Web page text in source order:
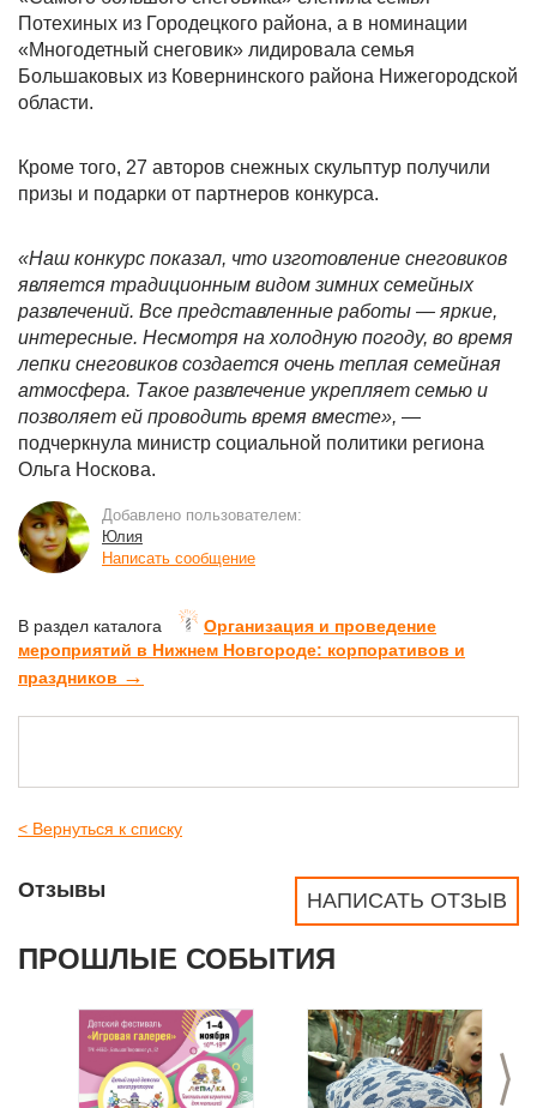
Потехиных из Городецкого района, а в номинации
«Многодетный снеговик» лидировала семья
Большаковых из Ковернинского района Нижегородской
области.
Кроме того, 27 авторов снежных скульптур получили
призы и подарки от партнеров конкурса.
«Наш конкурс показал, что изготовление снеговиков
является традиционным видом зимних семейных
развлечений. Все представленные работы — яркие,
интересные. Несмотря на холодную погоду, во время
лепки снеговиков создается очень теплая семейная
атмосфера. Такое развлечение укрепляет семью и
позволяет ей проводить время вместе», —
подчеркнула министр социальной политики региона
Ольга Носкова.
Добавлено пользователем:
Юлия
Написать сообщение
В раздел каталога
Организация и проведение
мероприятий в Нижнем Новгороде: корпоративов и
праздников →
< Вернуться к списку
НАПИСАТЬ ОТЗЫВ
Отзывы
ПРОШЛЫЕ СОБЫТИЯ
>